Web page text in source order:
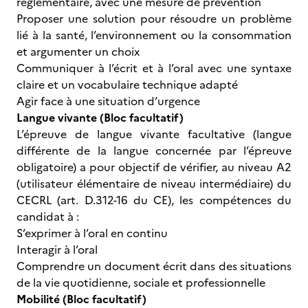
Proposer une solution pour résoudre un problème
lié à la santé, l’environnement ou la consommation
et argumenter un choix
Communiquer à l’écrit et à l’oral avec une syntaxe
claire et un vocabulaire technique adapté
Agir face à une situation d’urgence
Langue vivante (Bloc facultatif)
L’épreuve de langue vivante facultative (langue
différente de la langue concernée par l’épreuve
obligatoire) a pour objectif de vérifier, au niveau A2
(utilisateur élémentaire de niveau intermédiaire) du
CECRL (art. D.312-16 du CE), les compétences du
candidat à :
S’exprimer à l’oral en continu
Interagir à l’oral
Comprendre un document écrit dans des situations
de la vie quotidienne, sociale et professionnelle
Mobilité (Bloc facultatif)